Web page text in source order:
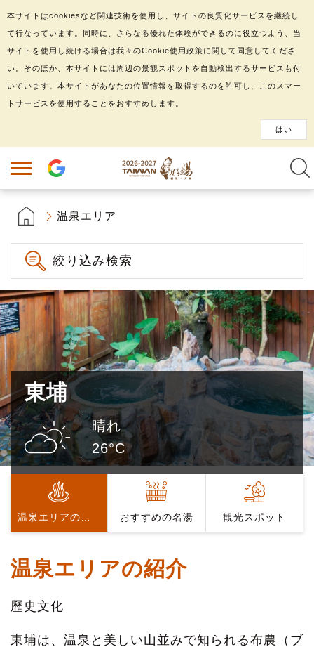
温泉エリア
絞り込み検索
東埔
晴れ
26°C
おすすめの名湯 観光スポット
温泉エリアの紹介
歷史文化
東埔は、温泉と美しい山並みで知られる布農（ブ
本サイトはcookiesなど関連技術を使用し、サイトの良質化サービスを継続し
て行なっています。同時に、さらなる優れた体験ができるのに役立つよう、当
サイトを使用し続ける場合は我々のCookie使用政策に関して同意してくださ
い。そのほか、本サイトには周辺の景観スポットを自動検出するサービスも付
いています。本サイトがあなたの位置情報を取得するのを許可し、このスマー
トサービスを使用することをおすすめします。
はい